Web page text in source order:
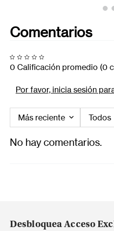
Comentarios
0 Calificación promedio (0
Por favor, inicia sesión
Más reciente Todos
No hay comentarios.
Desbloquea Acceso